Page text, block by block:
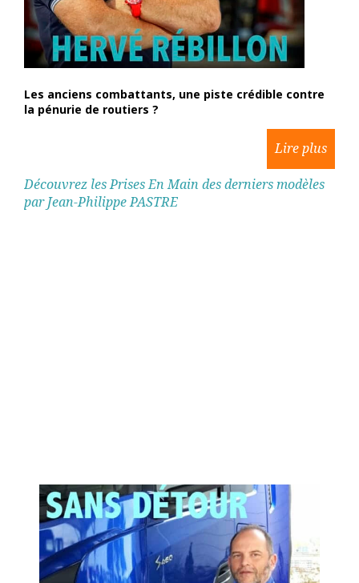
Les anciens combattants, une piste crédible contre
la pénurie de routiers ?
Découvrez les Prises En Main des derniers modèles
par Jean-Philippe PASTRE